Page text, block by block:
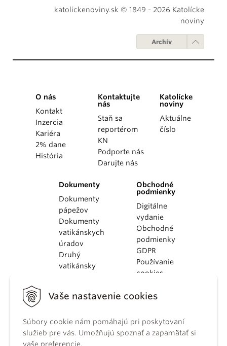
Vaše nastavenie cookies
Súbory cookie nám pomáhajú pri poskytovaní
služieb pre vás. Umožňujú spoznať a zapamätať si
vaše preferencie.
katolickenoviny.sk © 1849 - 2026 Katolícke
noviny
Archív
O nás
Kontakt
Inzercia
Kariéra
2% dane
História
Kontaktujte
nás
Staň sa
reportérom
KN
Podporte nás
Darujte nás
Katolícke
noviny
Aktuálne
číslo
Dokumenty
Dokumenty
pápežov
Dokumenty
vatikánskych
úradov
Druhý
vatikánsky
KBS
kánonického
práva
Katechizmus
Obchodné
podmienky
Digitálne
vydanie
Obchodné
podmienky
GDPR
Používanie
cookies